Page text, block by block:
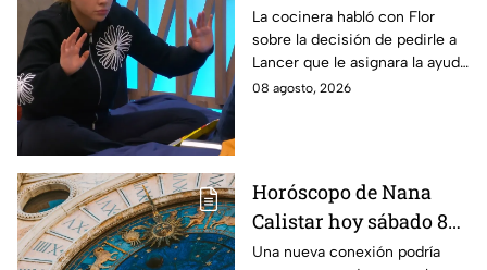
Ramahá en la pasada
gala de salvación de
MasterChef 24/7
La cocinera habló con Flor
sobre la decisión de pedirle a
Lancer que le asignara la ayuda
de Ramahá y no la de Daniela
08 agosto, 2026
Horóscopo de Nana
Calistar hoy sábado 8
de agosto del 2026 para
Una nueva conexión podría